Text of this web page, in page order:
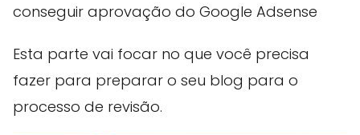
conseguir aprovação do Google Adsense
Esta parte vai focar no que você precisa
fazer para preparar o seu blog para o
processo de revisão.